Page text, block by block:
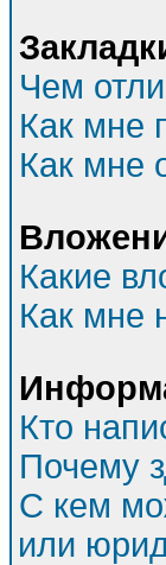
Чем
Как мне
Как мне
Какие
Как мне
Кто
Почему
С кем
или